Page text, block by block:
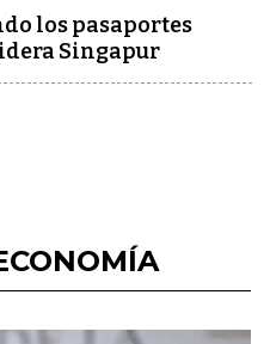
los pasaportes
Singapur